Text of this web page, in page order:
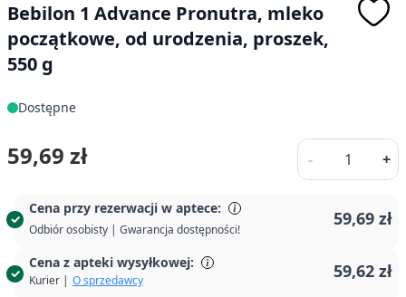
Bebilon 1 Advance Pronutra, mleko
początkowe, od urodzenia, proszek,
550 g
Dostępne
Cena przy rezerwacji w aptece:
Odbiór osobisty | Gwarancja dostępności!
59,69 zł
Cena z apteki wysyłkowej:
Kurier | O sprzedawcy 59,62 zł
59,69 zł -
Ilość
+